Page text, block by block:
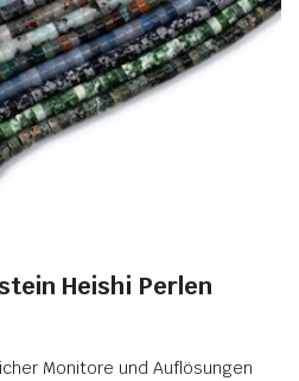
Heishi Perlen
Monitore und Auflösungen